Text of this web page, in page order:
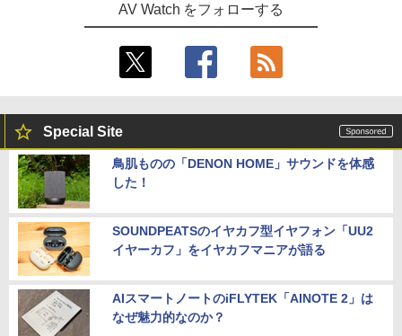
AV Watch をフォローする
Special Site
鳥肌ものの「DENON HOME」サウンドを体感
した！
SOUNDPEATSのイヤカフ型イヤフォン「UU2
イヤーカフ」をイヤカフマニアが語る
AIスマートノートのiFLYTEK「AINOTE 2」は
なぜ魅力的なのか？